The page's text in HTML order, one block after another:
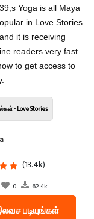
Yoga is all Maya
in Love Stories
it is receiving
readers very fast.
to get access to
- Love Stories
(13.4k)
0 62.4k
படியுங்கள்